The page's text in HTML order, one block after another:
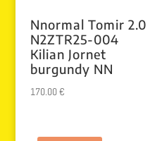
Nnormal Tomir 2.0
N2ZTR25-004
Kilian Jornet
burgundy NN
170.00€